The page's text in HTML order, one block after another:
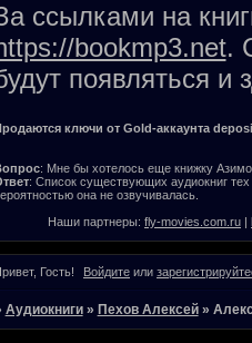
ссылками на
bookmp3.net.
появляться и
ключи от Gold-аккаунта
: Мне бы хотелось еще книжку
: Список существующих аудиокниг
она не озвучивалась.
Наши партнеры: fly-movies.com.ru
Гость! Войдите или
Аудиокниги » Пехов Алексей »